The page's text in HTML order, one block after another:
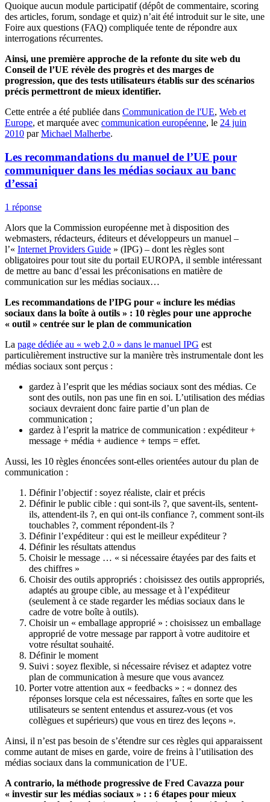
Quoique aucun module participatif (dépôt de commentaire, scoring
des articles, forum, sondage et quiz) n’ait été introduit sur le site, une
Foire aux questions (FAQ) compliquée tente de répondre aux
interrogations récurrentes.
Ainsi, une première approche de la refonte du site web du
Conseil de l’UE révèle des progrès et des marges de
progression, que des tests utilisateurs établis sur des scénarios
précis permettront de mieux identifier.
Cette entrée a été publiée dans Communication de l'UE, Web et
Europe, et marquée avec communication européenne, le 24 juin
2010 parMichael Malherbe.
Les recommandations du manuel de l’UE pour
communiquer dans les médias sociaux au banc
d’essai
1 réponse
Alors que la Commission européenne met à disposition des
webmasters, rédacteurs, éditeurs et développeurs un manuel –
l’« Internet Providers Guide » (IPG) – dont les règles sont
obligatoires pour tout site du portail EUROPA, il semble intéressant
de mettre au banc d’essai les préconisations en matière de
communication sur les médias sociaux…
Les recommandations de l’IPG pour « inclure les médias
sociaux dans la boîte à outils » : 10 règles pour une approche
« outil » centrée sur le plan de communication
La page dédiée au « web 2.0 » dans le manuel IPG est
particulièrement instructive sur la manière très instrumentale dont les
médias sociaux sont perçus :
gardez à l’esprit que les médias sociaux sont des médias. Ce
sont des outils, non pas une fin en soi. L’utilisation des médias
sociaux devraient donc faire partie d’un plan de
communication ;
gardez à l’esprit la matrice de communication : expéditeur +
message + média + audience + temps = effet.
Aussi, les 10 règles énoncées sont-elles orientées autour du plan de
communication :
Définir l’objectif : soyez réaliste, clair et précis
Définir le public cible : qui sont-ils ?, que savent-ils, sentent-
ils, attendent-ils ?, en qui ont-ils confiance ?, comment sont-ils
touchables ?, comment répondent-ils ?
Définir l’expéditeur : qui est le meilleur expéditeur ?
Définir les résultats attendus
Choisir le message … « si nécessaire étayées par des faits et
des chiffres »
Choisir des outils appropriés : choisissez des outils appropriés,
adaptés au groupe cible, au message et à l’expéditeur
(seulement à ce stade regarder les médias sociaux dans le
cadre de votre boîte à outils).
Choisir un « emballage approprié » : choisissez un emballage
approprié de votre message par rapport à votre auditoire et
votre résultat souhaité.
Définir le moment
Suivi : soyez flexible, si nécessaire révisez et adaptez votre
plan de communication à mesure que vous avancez
Porter votre attention aux « feedbacks » : « donnez des
réponses lorsque cela est nécessaires, faîtes en sorte que les
utilisateurs se sentent entendus et assurez-vous (et vos
collègues et supérieurs) que vous en tirez des leçons ».
Ainsi, il n’est pas besoin de s’étendre sur ces règles qui apparaissent
comme autant de mises en garde, voire de freins à l’utilisation des
médias sociaux dans la communication de l’UE.
A contrario, la méthode progressive de Fred Cavazza pour
« investir sur les médias sociaux » : : 6 étapes pour mieux